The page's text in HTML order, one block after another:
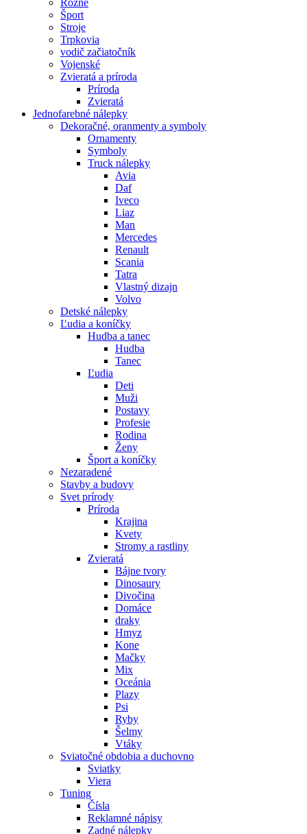
Rôzne
Šport
Stroje
Trpkovia
vodič začiatočník
Vojenské
Zvieratá a príroda
Príroda
Zvieratá
Jednofarebné nálepky
Dekoračné, oranmenty a symboly
Ornamenty
Symboly
Truck nálepky
Avia
Daf
Iveco
Liaz
Man
Mercedes
Renault
Scania
Tatra
Vlastný dizajn
Volvo
Detské nálepky
Ľudia a koníčky
Hudba a tanec
Hudba
Tanec
Ľudia
Deti
Muži
Postavy
Profesie
Rodina
Ženy
Šport a koníčky
Nezaradené
Stavby a budovy
Svet prírody
Príroda
Krajina
Kvety
Stromy a rastliny
Zvieratá
Bájne tvory
Dinosaury
Divočina
Domáce
draky
Hmyz
Kone
Mačky
Mix
Oceánia
Plazy
Psi
Ryby
Šelmy
Vtáky
Sviatočné obdobia a duchovno
Sviatky
Viera
Tuning
Čísla
Reklamné nápisy
Zadné nálepky